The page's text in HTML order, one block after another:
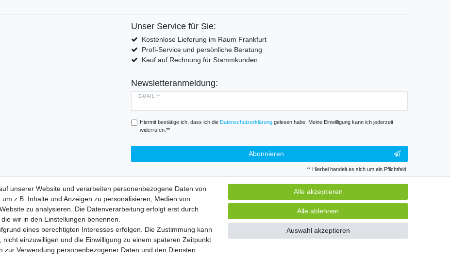
Unser Service für Sie:
Kostenlose Lieferung im Raum Frankfurt
Profi-Service und persönliche Beratung
Kauf auf Rechnung für Stammkunden
Newsletteranmeldung:
E-MAIL **
Hiermit bestätige ich, dass ich die Daten­schutz­erklärunggelesen habe. Meine Einwilligung kann ich jederzeit
widerrufen.**
Abonnieren
** Hierbei handelt es sich um ein Pflichtfeld.
Widerrufs­formular Impressum Daten­schutz­erklärung AGB Kontakt
unserer Website und verarbeiten personenbezogene Daten von
z.B. Inhalte und Anzeigen zu personalisieren, Medien von
zu analysieren. Die Datenverarbeitung erfolgt erst durch
wir in den Einstellungen benennen.
eines berechtigten Interesses erfolgen. Die Zustimmung kann
einzuwilligen und die Einwilligung zu einem späteren Zeitpunkt
Verwendung personenbezogener Daten und den Diensten
Alle akzeptieren
Alle ablehnen
Auswahl akzeptieren
Rechte vorbehalten. | Angebote gelten nur für Industrie, Handel, Handwerk und Gewerbe. Preise zzgl. gesetzl. Mwst.